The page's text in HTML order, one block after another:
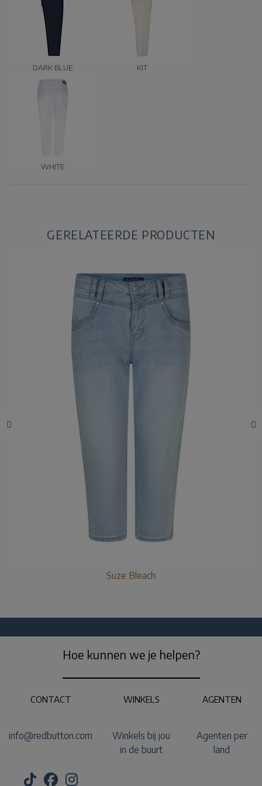
DARK BLUE KIT
WHITE
GERELATEERDE PRODUCTEN
Suze Bleach
Hoe kunnen we je helpen?
CONTACT
info@redbutton.com
WINKELS
Winkels bij jou
in de buurt
AGENTEN
Agenten per
land